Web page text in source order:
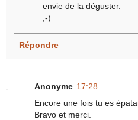
envie de la déguster.
;-)
Répondre
Anonyme 17:28
Encore une fois tu es
Bravo et merci.